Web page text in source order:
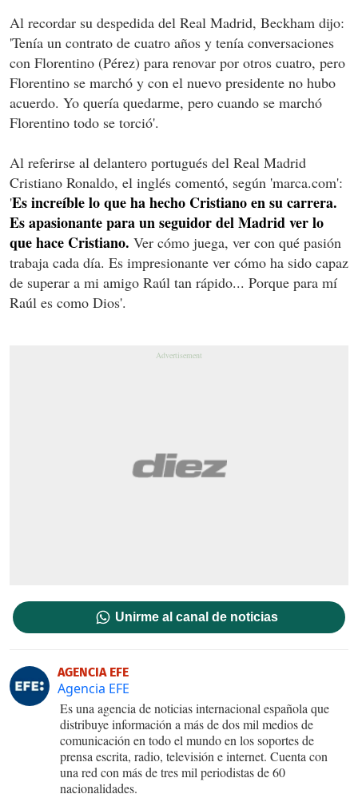
Al recordar su despedida del Real Madrid, Beckham dijo:
'Tenía un contrato de cuatro años y tenía conversaciones
con Florentino (Pérez) para renovar por otros cuatro, pero
Florentino se marchó y con el nuevo presidente no hubo
acuerdo. Yo quería quedarme, pero cuando se marchó
Florentino todo se torció'.
Al referirse al delantero portugués del Real Madrid
Cristiano Ronaldo, el inglés comentó, según 'marca.com':
'Es increíble lo que ha hecho Cristiano en su carrera.
Es apasionante para un seguidor del Madrid ver lo
que hace Cristiano. Ver cómo juega, ver con qué pasión
trabaja cada día. Es impresionante ver cómo ha sido capaz
de superar a mi amigo Raúl tan rápido... Porque para mí
Raúl es como Dios'.
Unirme al canal de noticias
AGENCIA EFE
Agencia EFE
Es una agencia de noticias internacional española que
distribuye información a más de dos mil medios de
comunicación en todo el mundo en los soportes de
prensa escrita, radio, televisión e internet. Cuenta con
una red con más de tres mil periodistas de 60
nacionalidades.